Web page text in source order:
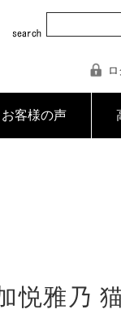
お客様の声
悦雅乃